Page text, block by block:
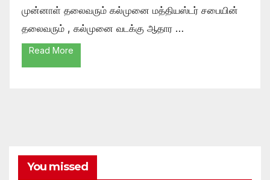
முன்னாள் தலைவரும் கல்முனை மத்தியஸ்டர் சபையின்
தலைவரும் , கல்முனை வடக்கு ஆதார …
Read More
You missed